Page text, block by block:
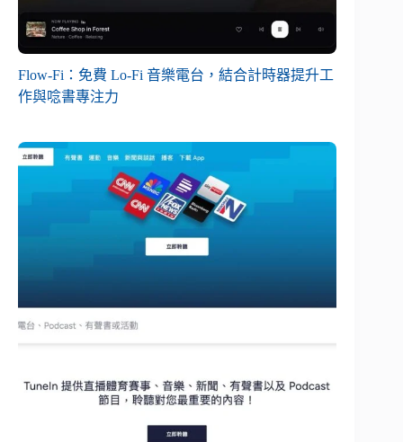
Flow-Fi：免費 Lo-Fi 音樂電台，結合計時器提升工
作與唸書專注力